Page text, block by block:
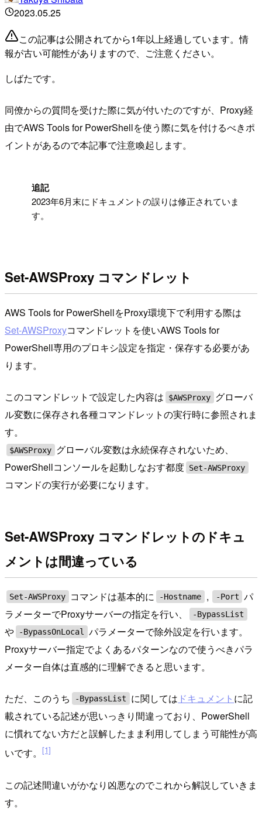
2023.05.25
この記事は公開されてから1年以上経過しています。情
報が古い可能性がありますので、ご注意ください。
しばたです。
同僚からの質問を受けた際に気が付いたのですが、Proxy経
由でAWS Tools for PowerShellを使う際に気を付けるべきポ
イントがあるので本記事で注意喚起します。
追記
2023年6月末にドキュメントの誤りは修正されていま
す。
Set-AWSProxy コマンドレット
AWS Tools for PowerShellをProxy環境下で利用する際は
Set-AWSProxyコマンドレットを使いAWS Tools for
PowerShell専用のプロキシ設定を指定・保存する必要があ
ります。
このコマンドレットで設定した内容は $AWSProxy グローバ
ル変数に保存され各種コマンドレットの実行時に参照されま
す。
$AWSProxy グローバル変数は永続保存されないため、
PowerShellコンソールを起動しなおす都度 Set-AWSProxy
コマンドの実行が必要になります。
Set-AWSProxy コマンドレットのドキュ
メントは間違っている
Set-AWSProxy コマンドは基本的に -Hostname , -Port パ
ラメーターでProxyサーバーの指定を行い、
-BypassList
や -BypassOnLocal
パラメーターで除外設定を行います。
Proxyサーバー指定でよくあるパターンなので使うべきパラ
メーター自体は直感的に理解できると思います。
ただ、このうち -BypassList に関しては ドキュメント に記
載されている記述が思いっきり間違っており、PowerShell
に慣れてない方だと誤解したまま利用してしまう可能性が高
いです。
[1]
この記述間違いがかなり凶悪なのでこれから解説していきま
す。